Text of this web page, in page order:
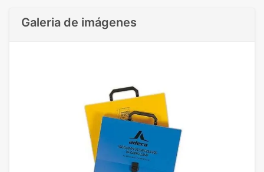
Galeria de imágenes